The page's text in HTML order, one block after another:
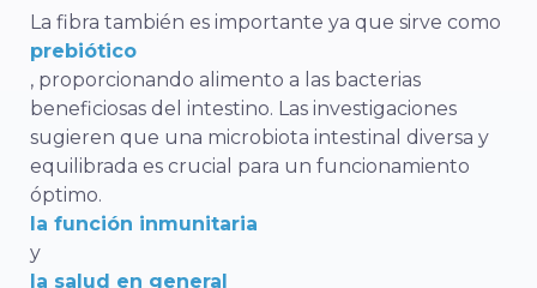
La fibra también es importante ya que sirve como
prebiótico
, proporcionando alimento a las bacterias
beneficiosas del intestino. Las investigaciones
sugieren que una microbiota intestinal diversa y
equilibrada es crucial para un funcionamiento
óptimo.
la función inmunitaria
y
la salud en general